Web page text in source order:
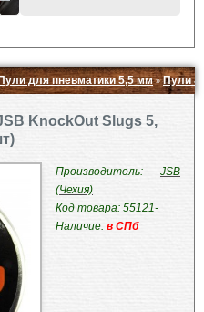
Пули для пневматики 5,5 мм»Пули
KnockOut Slugs 5,
Производитель:
JSB
(Чехия)
Код товара: 55121-
Наличие: в СПб